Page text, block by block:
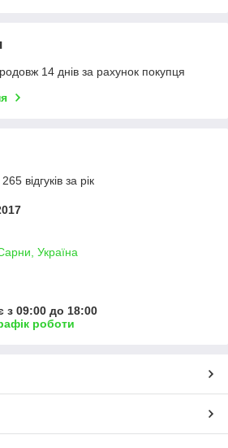
14 днів за рахунок покупця
відгуків за рік
Україна
з 09:00 до 18:00
роботи